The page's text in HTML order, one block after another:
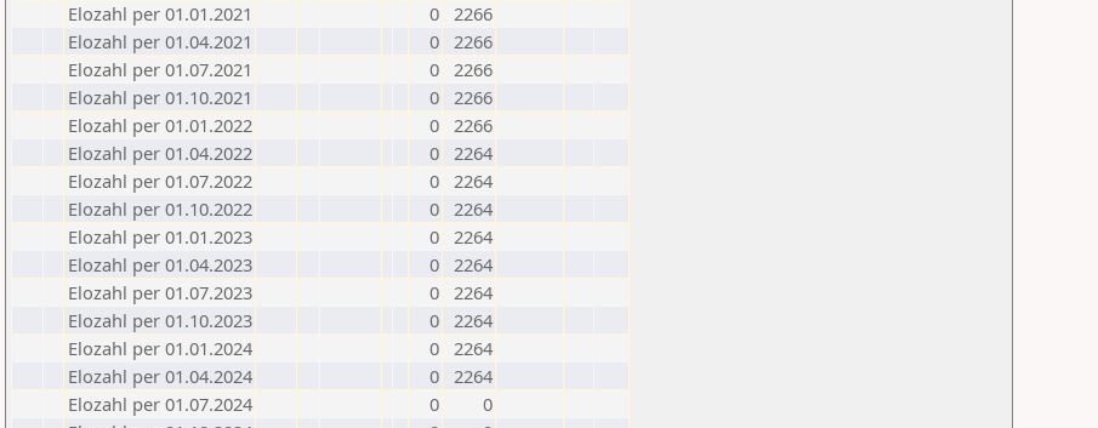
Elozahl per 01.01.2021
0 2266
Elozahl per 01.04.2021
0 2266
Elozahl per 01.07.2021
0 2266
Elozahl per 01.10.2021
0 2266
Elozahl per 01.01.2022
0 2266
Elozahl per 01.04.2022
0 2264
Elozahl per 01.07.2022
0 2264
Elozahl per 01.10.2022
0 2264
Elozahl per 01.01.2023
0 2264
Elozahl per 01.04.2023
0 2264
Elozahl per 01.07.2023
0 2264
Elozahl per 01.10.2023
0 2264
Elozahl per 01.01.2024
0 2264
Elozahl per 01.04.2024
0 2264
Elozahl per 01.07.2024
0
0